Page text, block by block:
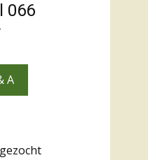
066
A